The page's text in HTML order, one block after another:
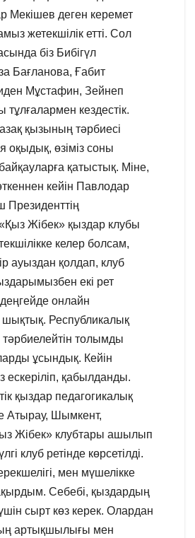
Мекішев деген керемет
жетекшілік етті. Сол
біз Бибігүл
Бағланова, Ғабит
Мұстафин, Зейнеп
кездестік.
қызының тәрбиесі
оқыдық, өзіміз соны
қатыстық. Міне,
кейін Павлодар
Президенттің
Жібек» қыздар клубы
келер болсам,
ауыздан қолдап, клуб
екі рет
онлайн
Республикалық
толымды
ұсындық. Кейін
қабылданды.
қыздар педагогикалық
Атырау, Шымкент,
Жібек» клубтары ашылып
клуб ретінде көрсетілді.
мен мүшелікке
Себебі, қыздардың
үшін сырт көз керек. Олардан
артықшылығы мен